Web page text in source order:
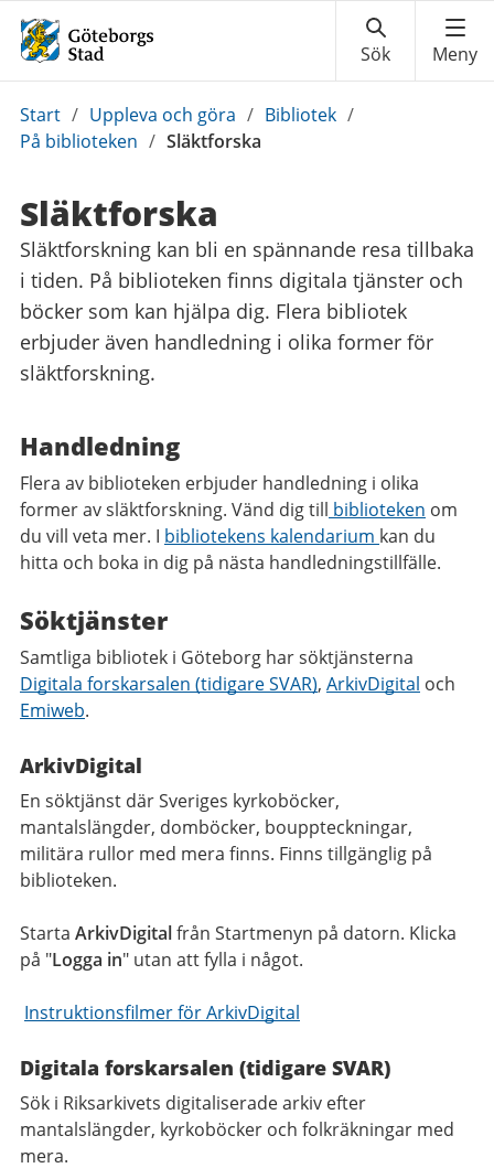
Du
är
Start / Uppleva och göra / Bibliotek /
På biblioteken / Släktforska
Släktforska
Släktforskning kan bli en spännande resa tillbaka
i tiden. På biblioteken finns digitala tjänster och
böcker som kan hjälpa dig. Flera bibliotek
erbjuder även handledning i olika former för
släktforskning.
Handledning
Flera av biblioteken erbjuder handledning i olika
former av släktforskning. Vänd dig till biblioteken om
du vill veta mer. I bibliotekens kalendarium kan du
hitta och boka in dig på nästa handledningstillfälle.
Söktjänster
Samtliga bibliotek i Göteborg har söktjänsterna
Digitala forskarsalen (tidigare SVAR), ArkivDigital och
Emiweb.
ArkivDigital
En söktjänst där Sveriges kyrkoböcker,
mantalslängder, domböcker, bouppteckningar,
militära rullor med mera finns. Finns tillgänglig på
biblioteken.
Starta ArkivDigitalfrån Startmenyn på datorn. Klicka
på "Logga in" utan att fylla i något.
Instruktionsfilmer för ArkivDigital
Digitala forskarsalen (tidigare SVAR)
Sök i Riksarkivets digitaliserade arkiv efter
mantalslängder, kyrkoböcker och folkräkningar med
mera.